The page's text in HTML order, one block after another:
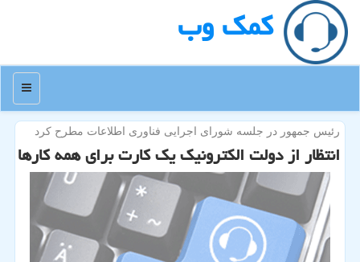
كمك وب
منو
رئیس جمهور در جلسه شورای اجرایی فناوری اطلاعات مطرح كرد
انتظار از دولت الكترونیك یك كارت برای همه كارها